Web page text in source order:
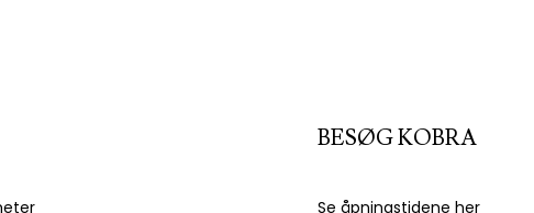
BESØG KOBRA
Se åpningstidene her